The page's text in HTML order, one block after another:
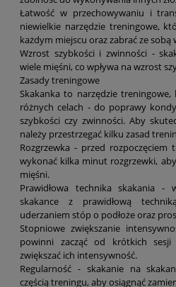
Łatwość w przechowywaniu i
niewielkie narzędzie treningowe,
każdym miejscu oraz zabrać ze sobą
Wzrost szybkości i zwinności -
wiele mięśni, co wpływa na wzrost
Zasady treningowe
Skakanka to narzędzie
różnych celach - do poprawy
szybkości czy zwinności. Aby
należy przestrzegać kilku zasad
Rozgrzewka - przed rozpoczęciem
wykonać kilka minut rozgrzewki,
mięśni.
Prawidłowa technika skakania -
skakance z prawidłową
uderzaniem stóp o podłoże oraz
Stopniowe zwiększanie
powinni zacząć od krótkich
zwiększać ich intensywność.
Regularność - skakanie na
częścią treningu, aby osiągnąć